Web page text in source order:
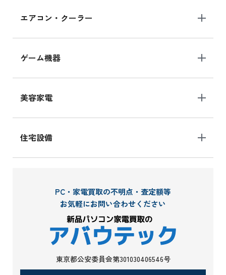
エアコン・クーラー
ゲーム機器
美容家電
住宅設備
PC・家電買取の不明点・査定額等
お気軽にお問い合わせください
東京都公安委員会第301030406546号